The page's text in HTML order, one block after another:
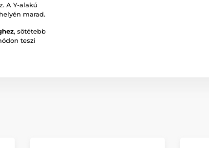
A Y-alakú
marad.
, sötétebb
teszi